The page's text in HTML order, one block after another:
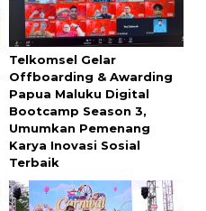
Telkomsel Gelar
Offboarding & Awarding
Papua Maluku Digital
Bootcamp Season 3,
Umumkan Pemenang
Karya Inovasi Sosial
Terbaik